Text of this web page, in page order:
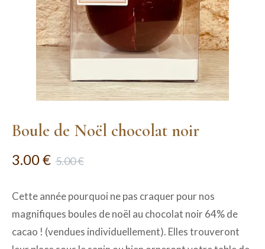
Boule de Noël chocolat noir
5.00€
3.00€
Cette année pourquoi ne pas craquer pour nos
magnifiques boules de noël au chocolat noir 64% de
cacao ! (vendues individuellement). Elles trouveront